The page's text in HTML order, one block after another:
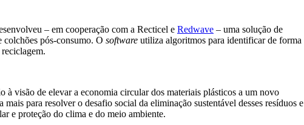
– em cooperação com a Recticel e Redwave – uma solução de
colchões pós-consumo. O software utiliza algoritmos para identificar de forma
visão de elevar a economia circular dos materiais plásticos a um novo
para resolver o desafio social da eliminação sustentável desses resíduos e
e proteção do clima e do meio ambiente.